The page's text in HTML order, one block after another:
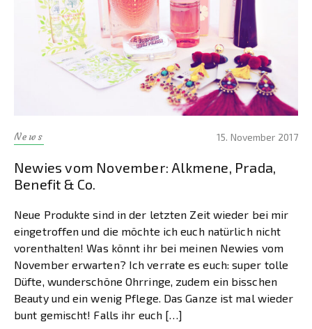
News 15. November 2017
Newies vom November: Alkmene, Prada,
Benefit & Co.
Neue Produkte sind in der letzten Zeit wieder bei mir
eingetroffen und die möchte ich euch natürlich nicht
vorenthalten! Was könnt ihr bei meinen Newies vom
November erwarten? Ich verrate es euch: super tolle
Düfte, wunderschöne Ohrringe, zudem ein bisschen
Beauty und ein wenig Pflege. Das Ganze ist mal wieder
bunt gemischt! Falls ihr euch […]